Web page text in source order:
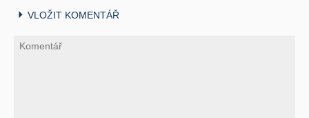
VLOŽIT KOMENTÁŘ